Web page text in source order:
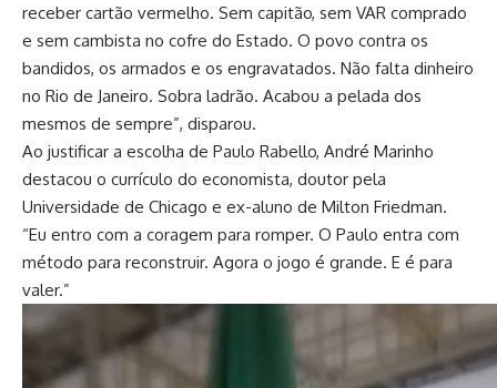
receber cartão vermelho. Sem capitão, sem VAR comprado
e sem cambista no cofre do Estado. O povo contra os
bandidos, os armados e os engravatados. Não falta dinheiro
no Rio de Janeiro. Sobra ladrão. Acabou a pelada dos
mesmos de sempre”, disparou.
Ao justificar a escolha de Paulo Rabello, André Marinho
destacou o currículo do economista, doutor pela
Universidade de Chicago e ex-aluno de Milton Friedman.
“Eu entro com a coragem para romper. O Paulo entra com
método para reconstruir. Agora o jogo é grande. E é para
valer.”